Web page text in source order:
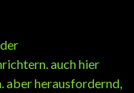
auch hier
aber herausfordernd,